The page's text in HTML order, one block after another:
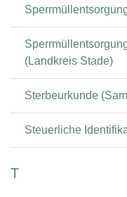
(Landkreis Stade)
Sterbeurkunde
Steuerliche
T